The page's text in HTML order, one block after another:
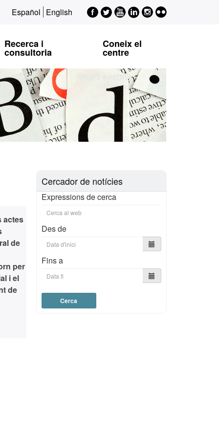
Español English Facebook
EPSI
Twitter
EPSI
Youtube
EPSI
LinkedIn
EPSI
Instagram
EPSI
Flickr
Recerca i
consultoria
Coneix el
centre
actes
de
per
i el
de
Cercador de notícies
Expressions de cerca
Des de
Fins a
Cerca